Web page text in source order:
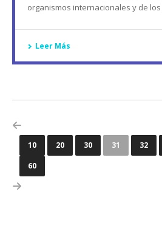
organismos internacionales y de
Leer Más
10 20 30 31 32
60